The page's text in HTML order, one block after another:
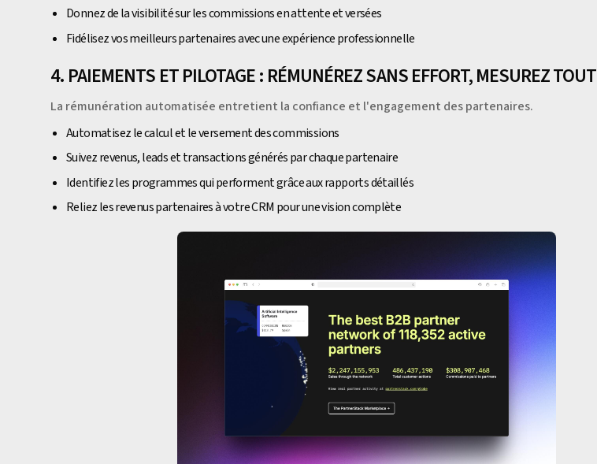
Donnez de la visibilité sur les commissions en attente et versées
Fidélisez vos meilleurs partenaires avec une expérience professionnelle
4. PAIEMENTS ET PILOTAGE : RÉMUNÉREZ SANS EFFORT, MESUREZ TOUT
La rémunération automatisée entretient la confiance et l'engagement des partenaires.
Automatisez le calcul et le versement des commissions
Suivez revenus, leads et transactions générés par chaque partenaire
Identifiez les programmes qui performent grâce aux rapports détaillés
Reliez les revenus partenaires à votre CRM pour une vision complète